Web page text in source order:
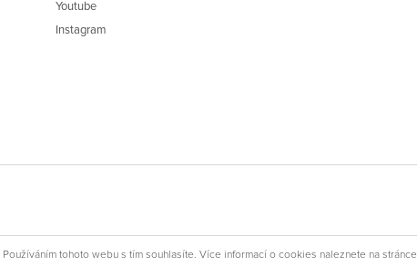
Youtube
Instagram
tohoto webu s tím souhlasíte. Více informací o cookies naleznete na stránce